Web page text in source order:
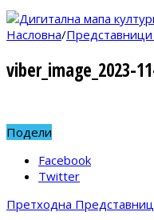
Насловна/Представници
viber_image_2023-
Подели
Facebook
Twitter
Претходна